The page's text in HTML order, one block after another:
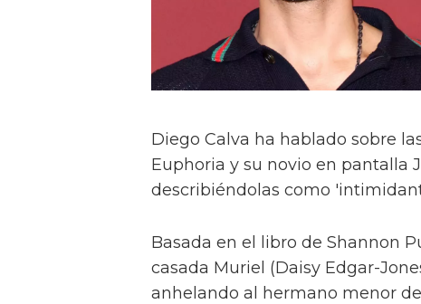
Diego Calva ha hablado sobre
Euphoria y su novio en pantalla
describiéndolas como
Basada en el libro de Shannon
casada Muriel (Daisy Edgar-
anhelando al hermano menor